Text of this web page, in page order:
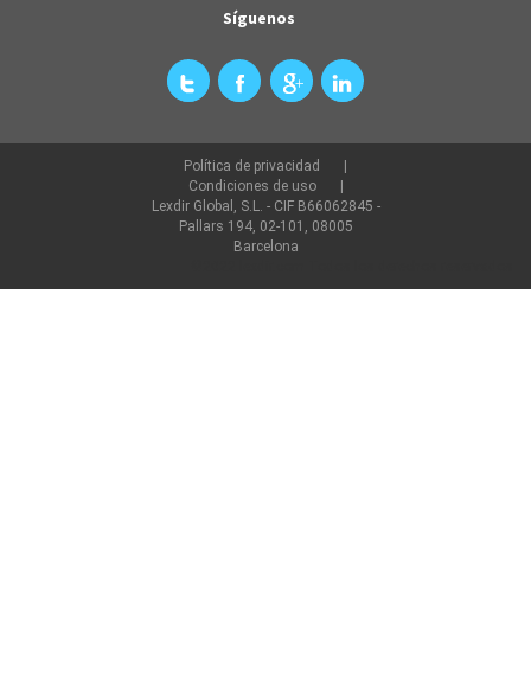
Síguenos
Política de privacidad
Condiciones de uso
Lexdir Global, S.L. - CIF B66062845 -
Pallars 194, 02-101, 08005
Barcelona